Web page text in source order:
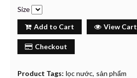
Size
Add to Cart View Cart
Checkout
Product Tags: lọc nước sản phẩm